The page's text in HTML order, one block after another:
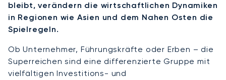
bleibt, verändern die wirtschaftlichen Dynamiken
in Regionen wie Asien und dem Nahen Osten die
Spielregeln.
Ob Unternehmer, Führungskräfte oder Erben – die
Superreichen sind eine differenzierte Gruppe mit
vielfältigen Investitions- und